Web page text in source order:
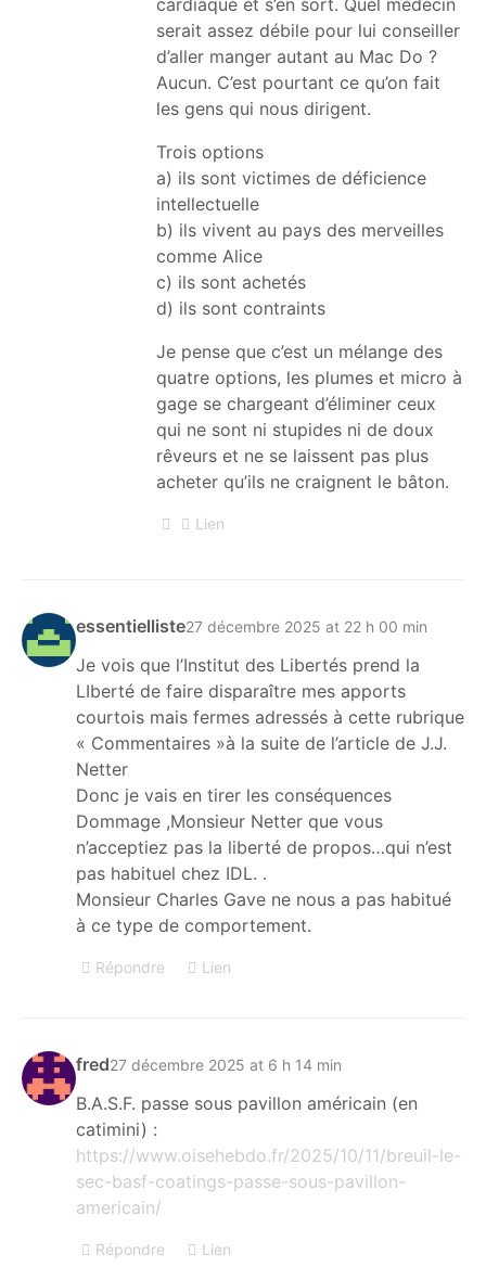
cardiaque et s’en sort. Quel médecin
serait assez débile pour lui conseiller
d’aller manger autant au Mac Do ?
Aucun. C’est pourtant ce qu’on fait
les gens qui nous dirigent.
Trois options
a) ils sont victimes de déficience
intellectuelle
b) ils vivent au pays des merveilles
comme Alice
c) ils sont achetés
d) ils sont contraints
Je pense que c’est un mélange des
quatre options, les plumes et micro à
gage se chargeant d’éliminer ceux
qui ne sont ni stupides ni de doux
rêveurs et ne se laissent pas plus
acheter qu’ils ne craignent le bâton.
Lien
essentielliste27 décembre 2025 at 22 h 00 min
Je vois que l’Institut des Libertés prend la
LIberté de faire disparaître mes apports
courtois mais fermes adressés à cette rubrique
« Commentaires »à la suite de l’article de J.J.
Netter
Donc je vais en tirer les conséquences
Dommage ,Monsieur Netter que vous
n’acceptiez pas la liberté de propos…qui n’est
pas habituel chez IDL. .
Monsieur Charles Gave ne nous a pas habitué
à ce type de comportement.
Répondre Lien
fred27 décembre 2025 at 6 h 14 min
B.A.S.F. passe sous pavillon américain (en
catimini) :
https://www.oisehebdo.fr/2025/10/11/breuil-le-
sec-basf-coatings-passe-sous-pavillon-
americain/
Répondre Lien